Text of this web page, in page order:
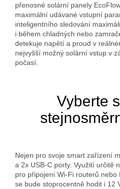
přenosné solární panely
maximální udávané vstupní
inteligentního sledování
i během chladných nebo
detekuje napětí a proud v
nejvyšší možný solární vstup v
počasí.
Vyberte
Nejen pro svoje smart zařízení
a 2x USB-C porty. Využití určitě
pro připojení Wi-Fi routerů nebo
se bude stoprocentně hodit i 12